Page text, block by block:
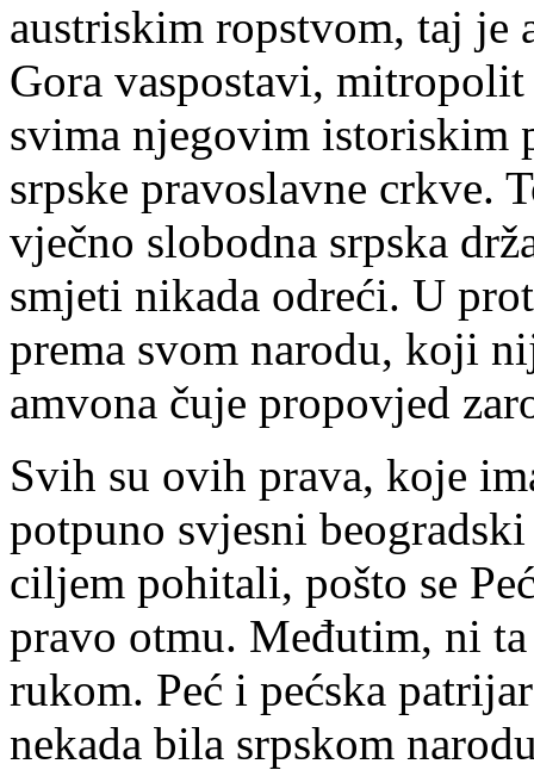
austriskim ropstvom, taj je
Gora vaspostavi,
svima njegovim istoriskim
srpske pravoslavne crkve.
vječno slobodna srpska
smjeti nikada odreći. U
prema svom narodu, koji
amvona čuje propovjed
Svih su ovih prava, koje
potpuno svjesni
ciljem pohitali, pošto se
pravo otmu. Međutim, ni
rukom. Peć i pećska
nekada bila srpskom